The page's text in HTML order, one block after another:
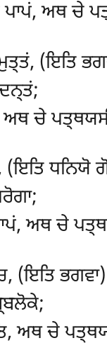
ਪਾਪਂ, ਅਥ ਚੇ
(ਇਤਿ
ਅਥ ਚੇ
(ਇਤਿ ਧਨਿਯੋ
ਅਥ ਚੇ
(ਇਤਿ ਭਗਵਾ)
ਅਥ ਚੇ